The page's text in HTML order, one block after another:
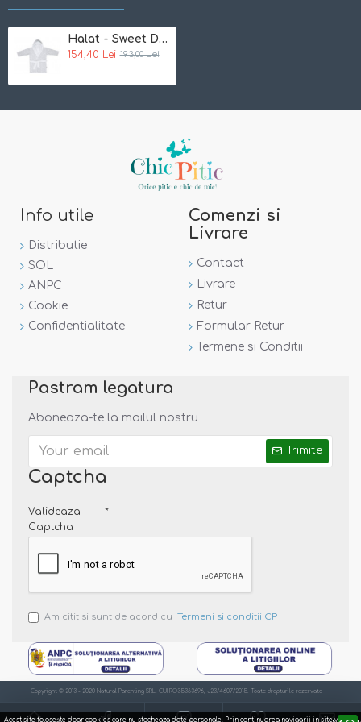
Marime unica:86/92
Note:
Incercam ca pozele sa reflecte cat mai mult realitatea.
Halat - Sweet Deer Bebe Jou
154,40 Lei 193,00 Lei
Info utile
Distributie
SOL
ANPC
Cookie
Confidentialitate
Comenzi si
Livrare
Contact
Livrare
Retur
Formular Retur
Termene si Conditii
Pastram legatura
Aboneaza-te la mailul nostru
Trimite
Captcha
Valideaza
Captcha
Am citit si sunt de acord cu Termeni si conditii CP
Copyright © 2013 - 2020 Natural Parenting SRL. CUI RO35363696, J23/4607/2015. Toate drepturile rezervate
Acest site foloseşte doar cookies care nu stocheaza date personale. Prin continuarea navigarii in site va